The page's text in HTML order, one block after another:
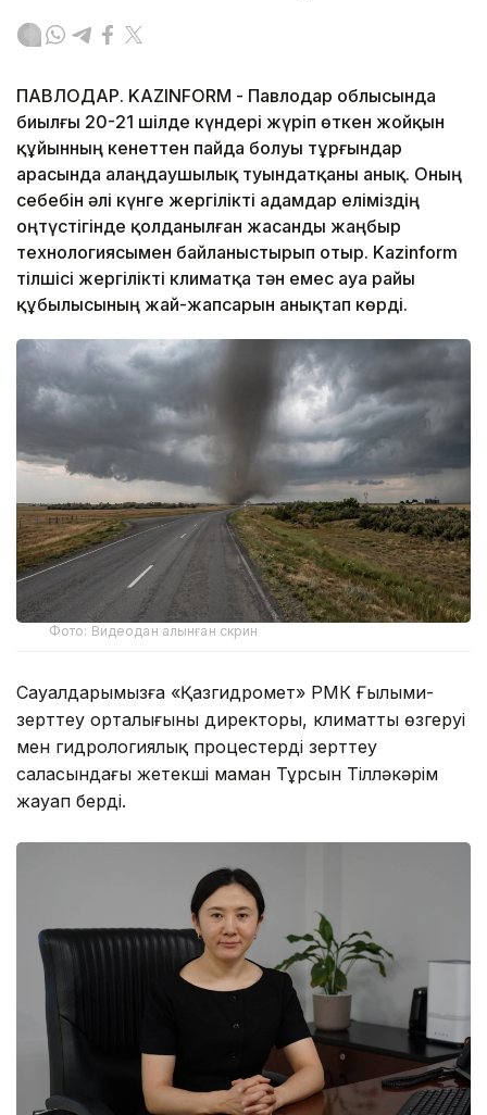
ПАВЛОДАР. KAZINFORM - Павлодар облысында
биылғы 20-21 шілде күндері жүріп өткен жойқын
құйынның кенеттен пайда болуы тұрғындар
арасында алаңдаушылық туындатқаны анық. Оның
себебін әлі күнге жергілікті адамдар еліміздің
оңтүстігінде қолданылған жасанды жаңбыр
технологиясымен байланыстырып отыр. Kazinform
тілшісі жергілікті климатқа тән емес ауа райы
құбылысының жай-жапсарын анықтап көрді.
Фото: Видеодан алынған скрин
Сауалдарымызға «Қазгидромет» РМК Ғылыми-
зерттеу орталығының директоры, климаттың өзгеруі
мен гидрологиялық процестерді зерттеу
саласындағы жетекші маман Тұрсын Тілләкәрім
жауап берді.